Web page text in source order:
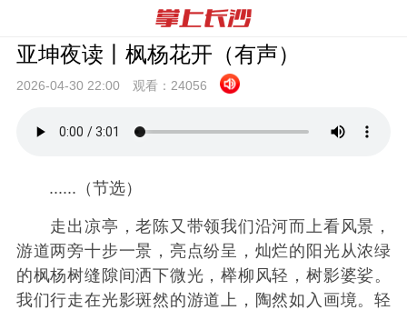
亚坤夜读丨枫杨花开（有声）
2026-04-30 22:00 观看： 24056
......（节选）
走出凉亭，老陈又带领我们沿河而上看风景，
游道两旁十步一景，亮点纷呈，灿烂的阳光从浓绿
的枫杨树缝隙间洒下微光，榉柳风轻，树影婆娑。
我们行走在光影斑然的游道上，陶然如入画境。轻